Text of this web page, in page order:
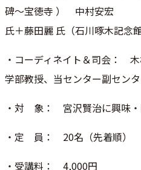
碑〜宝徳寺 ） 中村安宏
氏＋藤田麗 氏（石川啄木記念
・コーディネイト＆司会：
学部教授、当センター副セン
・対 象： 宮沢賢治に興味・
・定 員： 20名（先着順）
・受講料： 4,000円